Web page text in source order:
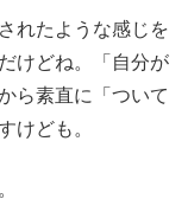
れたような感じを
けどね。「自分が
ら素直に「ついて
けども。